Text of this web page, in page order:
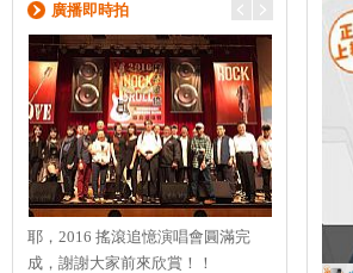
廣播即時拍
耶，2016 搖滾追憶演唱會圓滿完
成，謝謝大家前來欣賞！！
【
圓滿落幕